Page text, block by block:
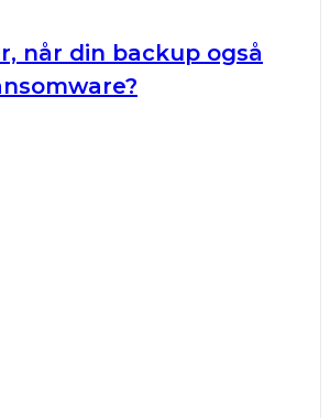
når din backup også